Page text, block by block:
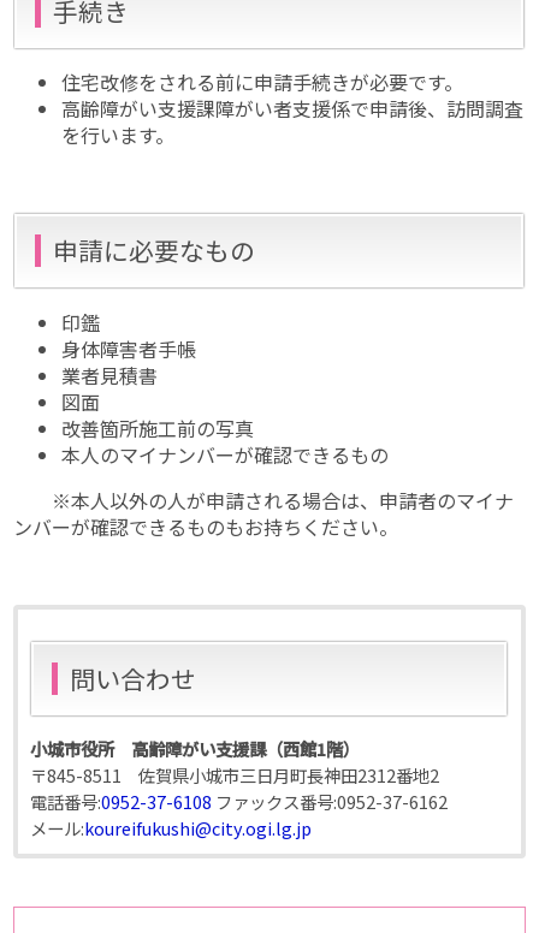
手続き
住宅改修をされる前に申請手続きが必要です。
高齢障がい支援課障がい者支援係で申請後、訪問調査
を行います。
申請に必要なもの
印鑑
身体障害者手帳
業者見積書
図面
改善箇所施工前の写真
本人のマイナンバーが確認できるもの
※本人以外の人が申請される場合は、申請者のマイナ
ンバーが確認できるものもお持ちください。
問い合わせ
小城市役所 高齢障がい支援課（西館1階）
〒845-8511 佐賀県小城市三日月町長神田2312番地2
電話番号:0952-37-6108 ファックス番号:0952-37-6162
メール:koureifukushi@city.ogi.lg.jp